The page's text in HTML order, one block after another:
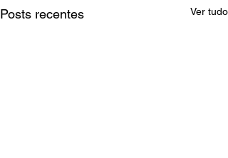
Posts recentes Ver tudo